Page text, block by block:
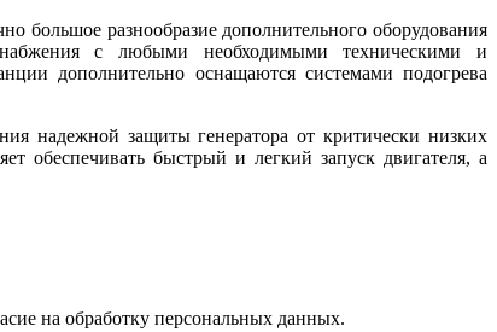
большое разнообразие дополнительного оборудования
с любыми необходимыми техническими и
дополнительно оснащаются системами подогрева
надежной защиты генератора от критически низких
обеспечивать быстрый и легкий запуск двигателя, а
на обработку персональных данных.